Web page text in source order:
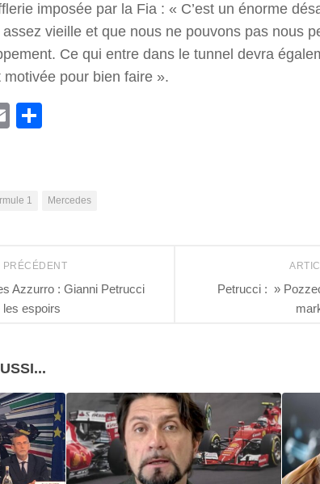
imposée par la Fia : « C’est un énorme
vieille et que nous ne pouvons pas nous
Ce qui entre dans le tunnel devra
motivée pour bien faire ».
Email
1 Mercedes
Petrucci : »
PRÉCÉDENT
Azzurro : Gianni Petrucci
les espoirs